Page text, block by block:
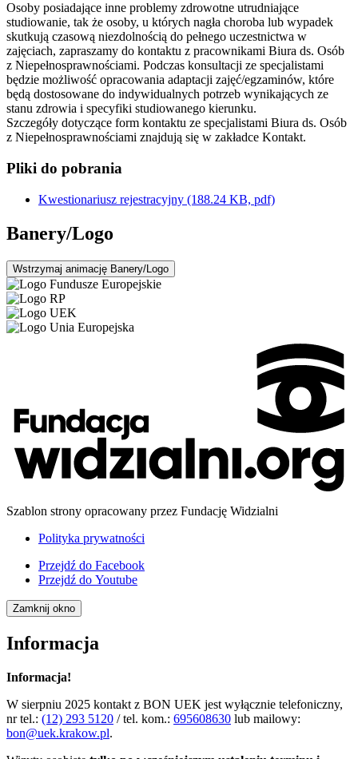
Osoby posiadające inne problemy zdrowotne utrudniające
studiowanie, tak że osoby, u których nagła choroba lub wypadek
skutkują czasową niezdolnością do pełnego uczestnictwa w
zajęciach, zapraszamy do kontaktu z pracownikami Biura ds. Osób
z Niepełnosprawnościami. Podczas konsultacji ze specjalistami
będzie możliwość opracowania adaptacji zajęć/egzaminów, które
będą dostosowane do indywidualnych potrzeb wynikających ze
stanu zdrowia i specyfiki studiowanego kierunku.
Szczegóły dotyczące form kontaktu ze specjalistami Biura ds. Osób
z Niepełnosprawnościami znajdują się w zakładce Kontakt.
Pliki do pobrania
Kwestionariusz rejestracyjny (188.24 KB, pdf)
Banery/Logo
Wstrzymaj animację Banery/Logo
Szablon strony opracowany przez Fundację Widzialni
Polityka prywatności
Przejdź do Facebook
Przejdź do Youtube
Zamknij okno
Informacja
Informacja!
W sierpniu 2025 kontakt z BON UEK jest wyłącznie telefoniczny,
nr tel.: (12) 293 5120 / tel. kom.: 695608630 lub mailowy:
bon@uek.krakow.pl.